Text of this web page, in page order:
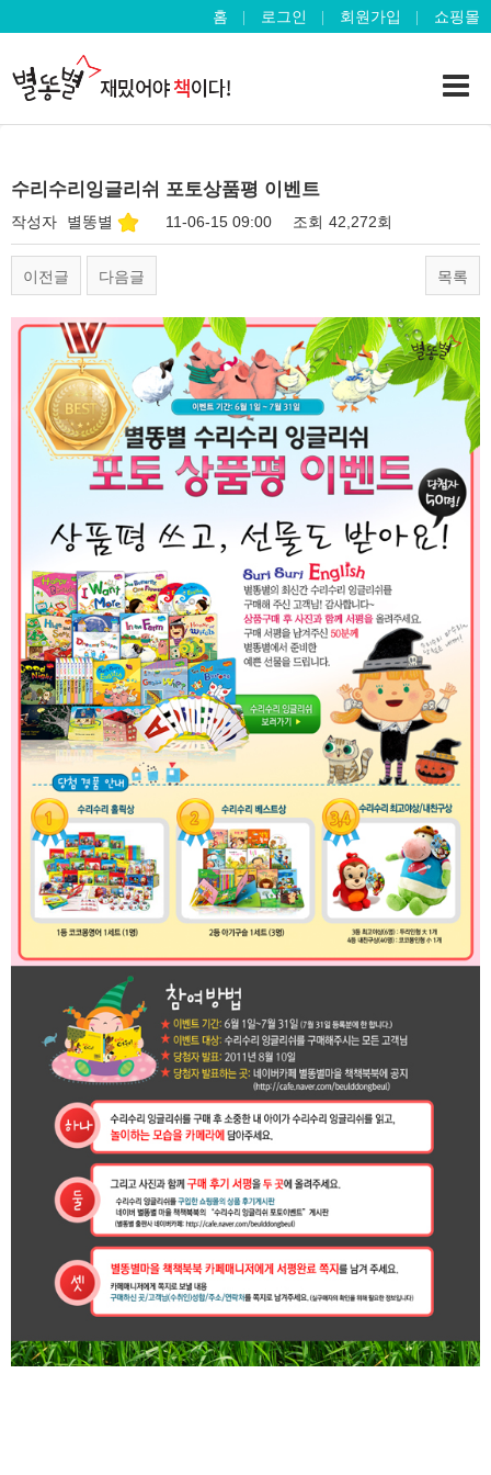
홈 로그인 회원가입 쇼핑몰
수리수리잉글리쉬 포토상품평 이벤트
작성자 별똥별 11-06-15 09:00 조회 42,272회
이전글 다음글 목록